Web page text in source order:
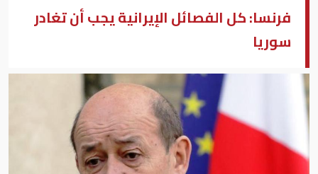
فرنسا: كل الفصائل الإيرانية يجب أن تغادر
سوريا